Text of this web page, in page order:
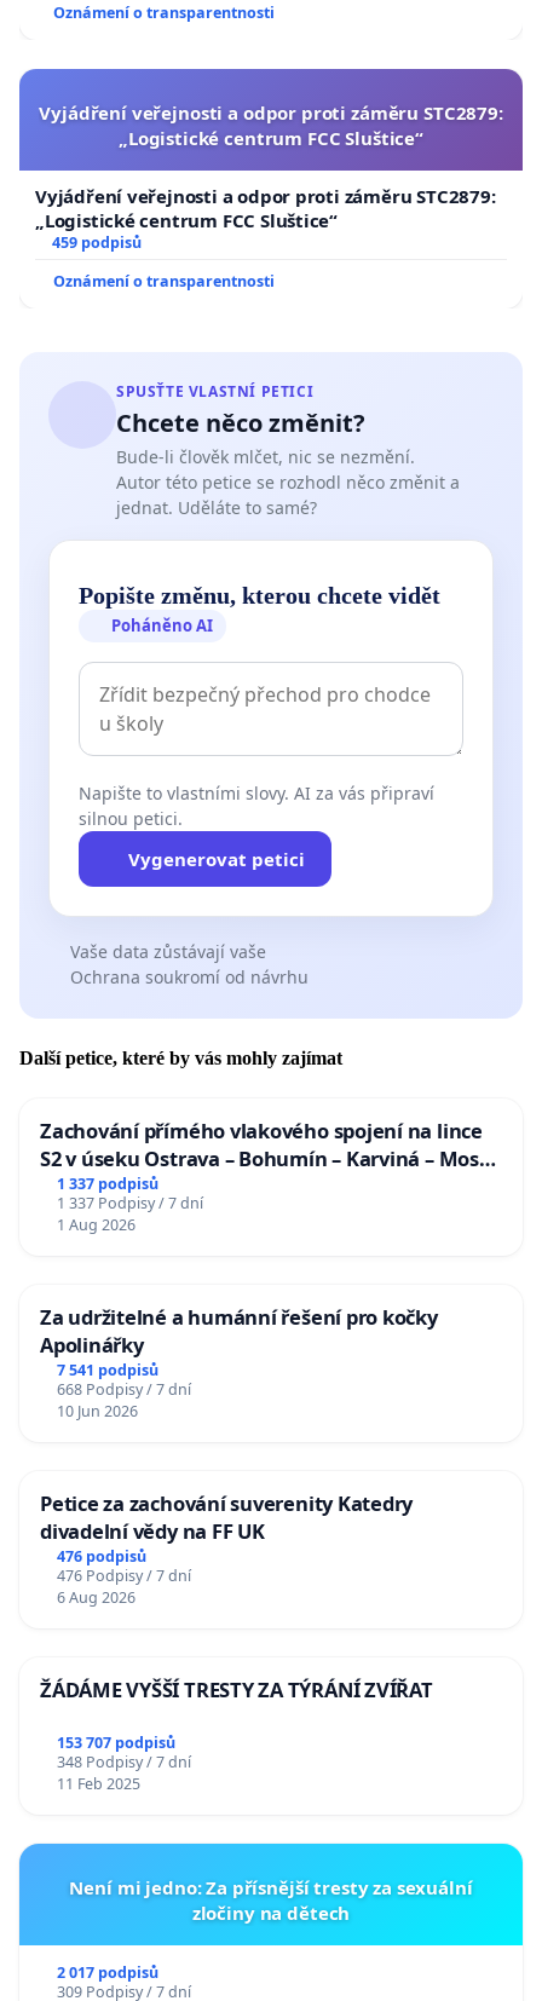
Oznámení o transparentnosti
Vyjádření veřejnosti a odpor proti záměru STC2879:
„Logistické centrum FCC Sluštice“
Vyjádření veřejnosti a odpor proti záměru STC2879:
„Logistické centrum FCC Sluštice“
459 podpisů
Oznámení o transparentnosti
SPUSŤTE VLASTNÍ PETICI
Chcete něco změnit?
Bude-li člověk mlčet, nic se nezmění.
Autor této petice se rozhodl něco změnit a
jednat. Uděláte to samé?
Popište změnu, kterou chcete vidět
Poháněno AI
Napište to vlastními slovy. AI za vás připraví
silnou petici.
Vygenerovat petici
Vaše data zůstávají vaše
Ochrana soukromí od návrhu
Další petice, které by vás mohly zajímat
Zachování přímého vlakového spojení na lince
S2 v úseku Ostrava – Bohumín – Karviná – Mosty
u Jablunkova
1 337 podpisů
1 337 Podpisy / 7 dní
1 Aug 2026
Za udržitelné a humánní řešení pro kočky
Apolinářky
7 541 podpisů
668 Podpisy / 7 dní
10 Jun 2026
Petice za zachování suverenity Katedry
divadelní vědy na FF UK
476 podpisů
476 Podpisy / 7 dní
6 Aug 2026
ŽÁDÁME VYŠŠÍ TRESTY ZA TÝRÁNÍ ZVÍŘAT
153 707 podpisů
348 Podpisy / 7 dní
11 Feb 2025
Není mi jedno: Za přísnější tresty za sexuální
zločiny na dětech
2 017 podpisů
309 Podpisy / 7 dní